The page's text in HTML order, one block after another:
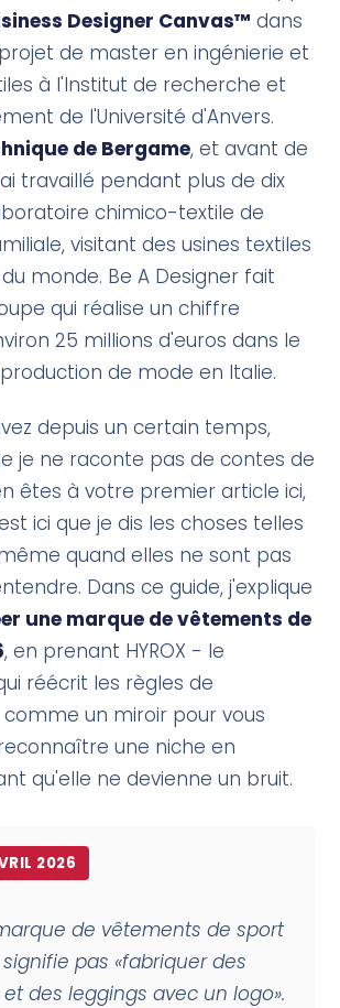
Designer Canvas™ dans
de master en ingénierie et
à l'Institut de recherche et
de l'Université d'Anvers.
de Bergame, et avant de
travaillé pendant plus de dix
chimico-textile de
visitant des usines textiles
monde. Be A Designer fait
qui réalise un chiffre
25 millions d'euros dans le
de mode en Italie.
depuis un certain temps,
je ne raconte pas de contes de
êtes à votre premier article ici,
ici que je dis les choses telles
quand elles ne sont pas
Dans ce guide, j'explique
une marque de vêtements de
, en prenant HYROX - le
réécrit les règles de
un miroir pour vous
une niche en
qu'elle ne devienne un bruit.
2026
de vêtements de sport
pas «fabriquer des
des leggings avec un logo».